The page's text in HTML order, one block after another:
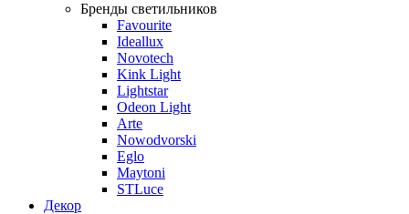
Бренды светильников
Favourite
Ideallux
Novotech
Kink Light
Lightstar
Odeon Light
Arte
Nowodvorski
Eglo
Maytoni
STLuce
Декор